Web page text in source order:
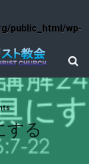
public_html/wp-
する